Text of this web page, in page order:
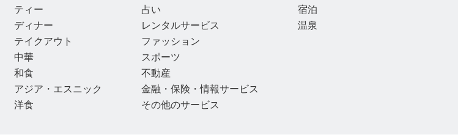
ティー
ディナー
テイクアウト
中華
和食
アジア・エスニック
洋食
占い
レンタルサービス
ファッション
スポーツ
不動産
金融・保険・情報サービス
その他のサービス
宿泊
温泉